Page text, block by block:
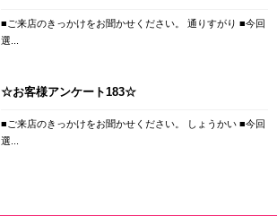
■ご来店のきっかけをお聞かせください。 通りすがり ■今回
選...
☆お客様アンケート183☆
■ご来店のきっかけをお聞かせください。 しょうかい ■今回
選...